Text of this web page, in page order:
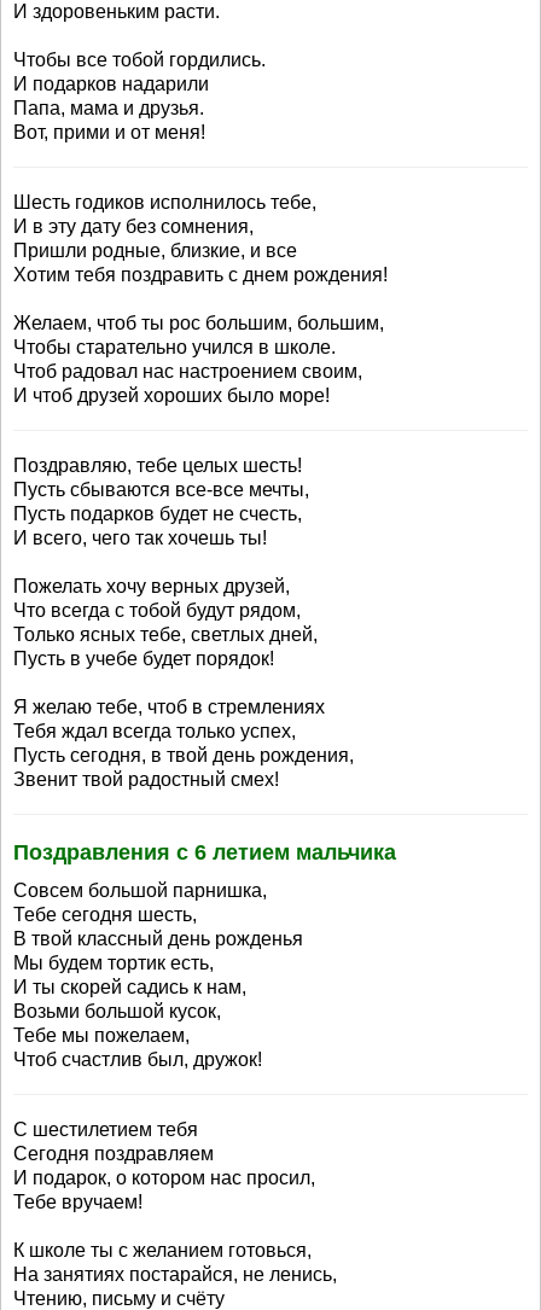
И здоровеньким расти.
Чтобы все тобой гордились.
И подарков надарили
Папа, мама и друзья.
Вот, прими и от меня!
Шесть годиков исполнилось тебе,
И в эту дату без сомнения,
Пришли родные, близкие, и все
Хотим тебя поздравить с днем рождения!
Желаем, чтоб ты рос большим, большим,
Чтобы старательно учился в школе.
Чтоб радовал нас настроением своим,
И чтоб друзей хороших было море!
Поздравляю, тебе целых шесть!
Пусть сбываются все-все мечты,
Пусть подарков будет не счесть,
И всего, чего так хочешь ты!
Пожелать хочу верных друзей,
Что всегда с тобой будут рядом,
Только ясных тебе, светлых дней,
Пусть в учебе будет порядок!
Я желаю тебе, чтоб в стремлениях
Тебя ждал всегда только успех,
Пусть сегодня, в твой день рождения,
Звенит твой радостный смех!
Поздравления с 6 летием мальчика
Совсем большой парнишка,
Тебе сегодня шесть,
В твой классный день рожденья
Мы будем тортик есть,
И ты скорей садись к нам,
Возьми большой кусок,
Тебе мы пожелаем,
Чтоб счастлив был, дружок!
С шестилетием тебя
Сегодня поздравляем
И подарок, о котором нас просил,
Тебе вручаем!
К школе ты с желанием готовься,
На занятиях постарайся, не ленись,
Чтению, письму и счёту